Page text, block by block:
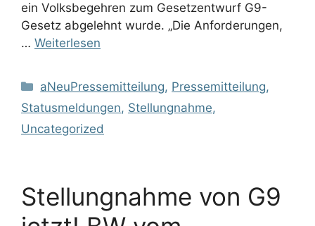
ein Volksbegehren zum Gesetzentwurf G9-
Gesetz abgelehnt wurde. „Die Anforderungen,
… Weiterlesen
Kategorien
aNeuPressemitteilung, Pressemitteilung,
Statusmeldungen, Stellungnahme,
Uncategorized
Stellungnahme von G9